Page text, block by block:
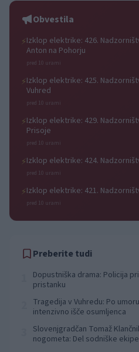
Obvestila
⚡Izklop elektrike: 426.
Anton na Pohorju
pred 10 urami
⚡Izklop elektrike: 425.
Vuhred
pred 10 urami
⚡Izklop elektrike: 429.
Prisoje
pred 10 urami
⚡Izklop elektrike: 424.
pred 10 urami
⚡Izklop elektrike: 421.
pred 10 urami
Preberite tudi
Dopustniška drama: Policija
pristanku
Tragedija v Vuhredu: Po
intenzivno išče osumljenca
Slovenjgradčan Tomaž
nogometa: Del sodniške